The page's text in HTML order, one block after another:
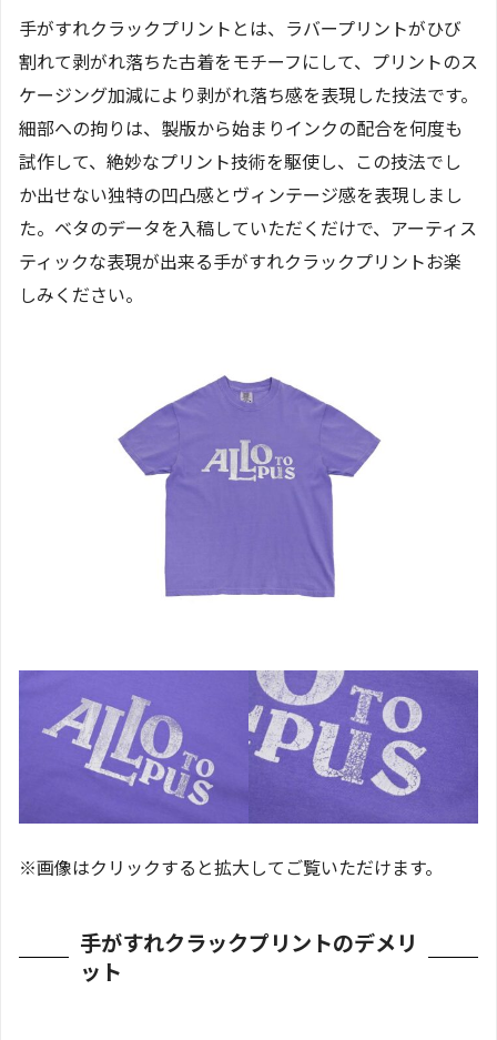
手がすれクラックプリントとは、ラバープリントがひび
割れて剥がれ落ちた古着をモチーフにして、プリントのス
ケージング加減により剥がれ落ち感を表現した技法です。
細部への拘りは、製版から始まりインクの配合を何度も
試作して、絶妙なプリント技術を駆使し、この技法でし
か出せない独特の凹凸感とヴィンテージ感を表現しまし
た。ベタのデータを入稿していただくだけで、アーティス
ティックな表現が出来る手がすれクラックプリントお楽
しみください。
※画像はクリックすると拡大してご覧いただけます。
手がすれクラックプリントのデメリ
ット